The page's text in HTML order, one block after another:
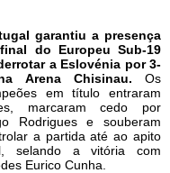
garantiu a presença
do Europeu Sub-19
a Eslovénia por 3-
Arena Chisinau. Os
em título entraram
marcaram cedo por
Rodrigues e souberam
a partida até ao apito
selando a vitória com
Eurico Cunha.